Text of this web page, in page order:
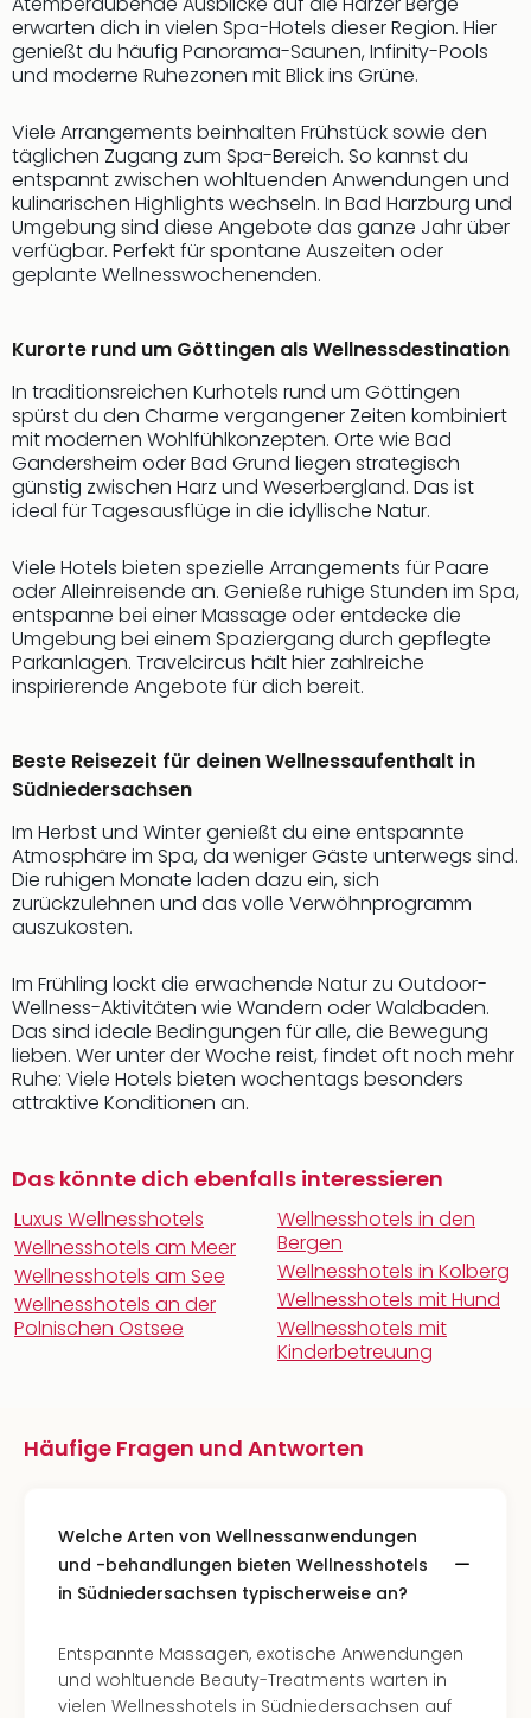
erwarten dich in vielen Spa-Hotels dieser Region. Hier
genießt du häufig Panorama-Saunen, Infinity-Pools
und moderne Ruhezonen mit Blick ins Grüne.
Viele Arrangements beinhalten Frühstück sowie den
täglichen Zugang zum Spa-Bereich. So kannst du
entspannt zwischen wohltuenden Anwendungen und
kulinarischen Highlights wechseln. In Bad Harzburg und
Umgebung sind diese Angebote das ganze Jahr über
verfügbar. Perfekt für spontane Auszeiten oder
geplante Wellnesswochenenden.
Kurorte rund um Göttingen als Wellnessdestination
In traditionsreichen Kurhotels rund um Göttingen
spürst du den Charme vergangener Zeiten kombiniert
mit modernen Wohlfühlkonzepten. Orte wie Bad
Gandersheim oder Bad Grund liegen strategisch
günstig zwischen Harz und Weserbergland. Das ist
ideal für Tagesausflüge in die idyllische Natur.
Viele Hotels bieten spezielle Arrangements für Paare
oder Alleinreisende an. Genieße ruhige Stunden im Spa,
entspanne bei einer Massage oder entdecke die
Umgebung bei einem Spaziergang durch gepflegte
Parkanlagen. Travelcircus hält hier zahlreiche
inspirierende Angebote für dich bereit.
Beste Reisezeit für deinen Wellnessaufenthalt in
Südniedersachsen
Im Herbst und Winter genießt du eine entspannte
Atmosphäre im Spa, da weniger Gäste unterwegs sind.
Die ruhigen Monate laden dazu ein, sich
zurückzulehnen und das volle Verwöhnprogramm
auszukosten.
Im Frühling lockt die erwachende Natur zu Outdoor-
Wellness-Aktivitäten wie Wandern oder Waldbaden.
Das sind ideale Bedingungen für alle, die Bewegung
lieben. Wer unter der Woche reist, findet oft noch mehr
Ruhe: Viele Hotels bieten wochentags besonders
attraktive Konditionen an.
Das könnte dich ebenfalls interessieren
Luxus Wellnesshotels
Wellnesshotels am Meer
Wellnesshotels am See
Wellnesshotels an der
Polnischen Ostsee
Wellnesshotels in den
Bergen
Wellnesshotels in Kolberg
Wellnesshotels mit Hund
Wellnesshotels mit
Kinderbetreuung
Häufige Fragen und Antworten
Welche Arten von Wellnessanwendungen
und -behandlungen bieten Wellnesshotels
in Südniedersachsen typischerweise an?
Entspannte Massagen, exotische Anwendungen
und wohltuende Beauty-Treatments warten in
vielen Wellnesshotels in Südniedersachsen auf